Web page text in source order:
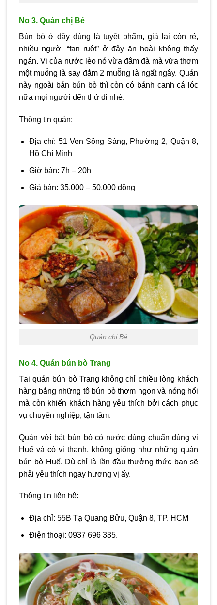
No 3. Quán chị Bé
Bún bò ở đây đúng là tuyệt phẩm, giá lại còn rẻ,
nhiều người “fan ruột” ở đây ăn hoài không thấy
ngán. Vị của nước lèo nó vừa đậm đà mà vừa thơm
một muỗng là say đắm 2 muỗng là ngất ngây. Quán
này ngoài bán bún bò thì còn có bánh canh cá lóc
nữa mọi người đến thử đi nhé.
Thông tin quán:
Địa chỉ: 51 Ven Sông Sáng, Phường 2, Quận 8,
Hồ Chí Minh
Giờ bán: 7h – 20h
Giá bán: 35.000 – 50.000 đồng
Quán chị Bé
No 4. Quán bún bò Trang
Tại quán bún bò Trang không chỉ chiều lòng khách
hàng bằng những tô bún bò thơm ngon và nóng hổi
mà còn khiến khách hàng yêu thích bởi cách phục
vụ chuyên nghiệp, tận tâm.
Quán với bát bùn bò có nước dùng chuẩn đúng vị
Huế và có vị thanh, không giống như những quán
bún bò Huế. Dù chỉ là lần đầu thưởng thức bạn sẽ
phải yêu thích ngay hương vị ấy.
Thông tin liên hệ:
Địa chỉ: 55B Tạ Quang Bửu, Quận 8, TP. HCM
Điện thoại: 0937 696 335.